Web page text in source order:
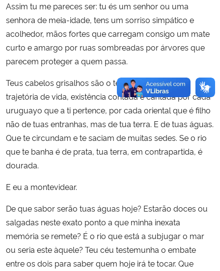
Assim tu me pareces ser: tu és um senhor ou uma
senhora de meia-idade, tens um sorriso simpático e
acolhedor, mãos fortes que carregam consigo um mate
curto e amargo por ruas sombreadas por árvores que
parecem proteger a quem passa.
Teus cabelos grisalhos são o testemunho de tua
trajetória de vida, existência contada e cantada por cada
uruguayo que a ti pertence, por cada oriental que é filho
não de tuas entranhas, mas de tua terra. E de tuas águas.
Que te circundam e te saciam de muitas sedes. Se o rio
que te banha é de prata, tua terra, em contrapartida, é
dourada.
E eu a montevidear.
De que sabor serão tuas águas hoje? Estarão doces ou
salgadas neste exato ponto a que minha inexata
memória se remete? É o rio que está a subjugar o mar
ou seria este àquele? Teu céu testemunha o embate
entre os dois para saber quem hoje irá te tocar. Que